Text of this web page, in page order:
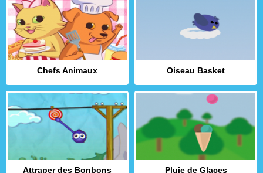
Chefs Animaux Oiseau Basket
Attraper des Bonbons Pluie de Glaces